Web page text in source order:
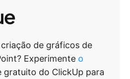
de gráficos de
Experimente o
gratuito do ClickUp para